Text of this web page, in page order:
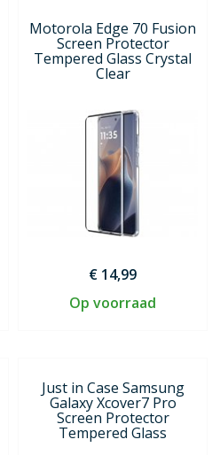
Motorola Edge 70 Fusion
Screen Protector
Tempered Glass Crystal
Clear
€ 14,99
Op voorraad
Just in Case Samsung
Galaxy Xcover7 Pro
Screen Protector
Tempered Glass